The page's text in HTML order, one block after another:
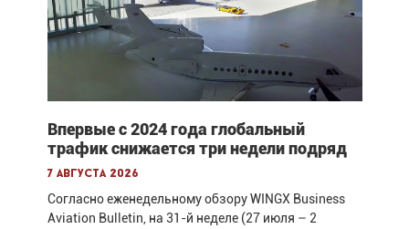
Впервые с 2024 года глобальный
трафик снижается три недели подряд
7 августа 2026
Согласно еженедельному обзору WINGX Business
Aviation Bulletin, на 31-й неделе (27 июля – 2